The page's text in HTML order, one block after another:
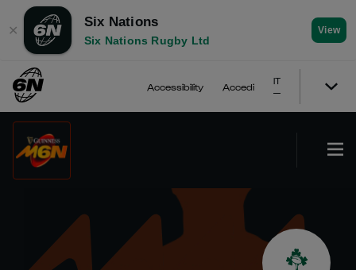
✕
Six Nations
Six Nations Rugby Ltd
View
Accessibility Accedi
IT